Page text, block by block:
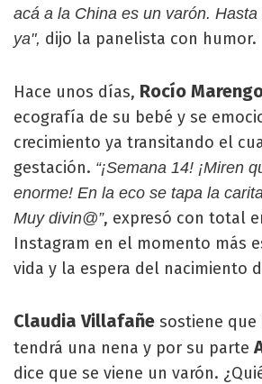
acá a la China es un varón. Hasta
ya", dijo la panelista con humor.
Hace unos días, Rocío
ecografía de su bebé y se
crecimiento ya transitando el
gestación. “¡Semana 14! ¡Miren
enorme! En la eco se tapa la
Muy divin@”, expresó con total
Instagram en el momento más
vida y la espera del nacimiento
Claudia Villafañe sostiene que
tendrá una nena y por su parte
dice que se viene un varón.